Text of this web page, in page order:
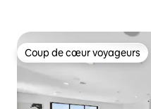
Coup de cœur voyageurs
Coup de cœur voyageurs